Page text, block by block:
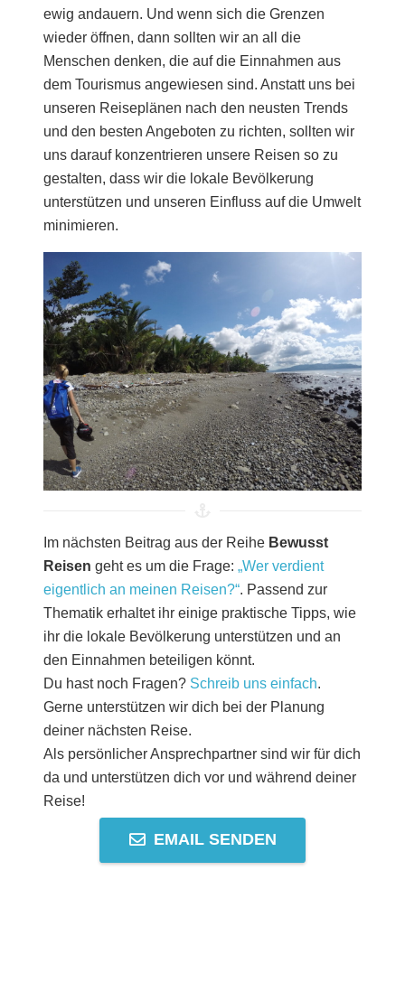
ewig andauern. Und wenn sich die Grenzen
wieder öffnen, dann sollten wir an all die
Menschen denken, die auf die Einnahmen aus
dem Tourismus angewiesen sind. Anstatt uns bei
unseren Reiseplänen nach den neusten Trends
und den besten Angeboten zu richten, sollten wir
uns darauf konzentrieren unsere Reisen so zu
gestalten, dass wir die lokale Bevölkerung
unterstützen und unseren Einfluss auf die Umwelt
minimieren.
Im nächsten Beitrag aus der Reihe Bewusst
Reisen geht es um die Frage: „Wer verdient
eigentlich an meinen Reisen?“. Passend zur
Thematik erhaltet ihr einige praktische Tipps, wie
ihr die lokale Bevölkerung unterstützen und an
den Einnahmen beteiligen könnt.
Du hast noch Fragen? Schreib uns einfach.
Gerne unterstützen wir dich bei der Planung
deiner nächsten Reise.
Als persönlicher Ansprechpartner sind wir für dich
da und unterstützen dich vor und während deiner
Reise!
EMAIL SENDEN